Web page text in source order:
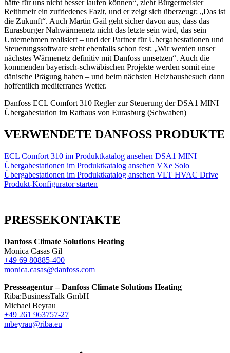
hätte für uns nicht besser laufen können“, zieht Bürgermeister
Reithmeir ein zufriedenes Fazit, und er zeigt sich überzeugt: „Das ist
die Zukunft“. Auch Martin Gail geht sicher davon aus, dass das
Eurasburger Nahwärmenetz nicht das letzte sein wird, das sein
Unternehmen realisiert – und der Partner für Übergabestationen und
Steuerungssoftware steht ebenfalls schon fest: „Wir werden unser
nächstes Wärmenetz definitiv mit Danfoss umsetzen“. Auch die
kommenden bayerisch-schwäbischen Projekte werden somit eine
dänische Prägung haben – und beim nächsten Heizhausbesuch dann
hoffentlich mediterranes Wetter.
Danfoss ECL Comfort 310 Regler zur Steuerung der DSA1 MINI
Übergabestation im Rathaus von Eurasburg (Schwaben)
VERWENDETE DANFOSS PRODUKTE
ECL Comfort 310 im Produktkatalog ansehen DSA1 MINI
Übergabestationen im Produktkatalog ansehen VXe Solo
Übergabestationen im Produktkatalog ansehen VLT HVAC Drive
Produkt-Konfigurator starten
PRESSEKONTAKTE
Danfoss Climate Solutions Heating
Monica Casas Gil
+49 69 80885-400
monica.casas@danfoss.com
Presseagentur – Danfoss Climate Solutions Heating
Riba:BusinessTalk GmbH
Michael Beyrau
+49 261 963757-27
mbeyrau@riba.eu